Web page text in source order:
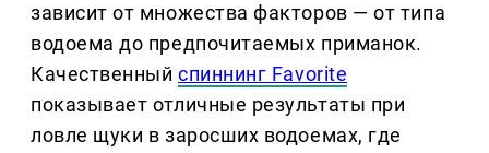
зависит от множества факторов — от типа
водоема до предпочитаемых приманок.
Качественныйспиннинг Favorite
показывает отличные результаты при
ловле щуки в заросших водоемах, где